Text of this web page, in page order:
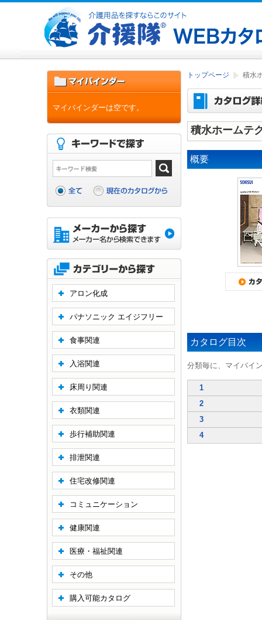
トップページ 積水
積水ホームテ
概要
カタログ目次
分類毎に、マイバイ
1
2
3
4
マイバインダーは空です。
アロン化成
パナソニック エイジフリー
食事関連
入浴関連
床周り関連
衣類関連
歩行補助関連
排泄関連
住宅改修関連
コミュニケーション
健康関連
医療・福祉関連
その他
購入可能カタログ